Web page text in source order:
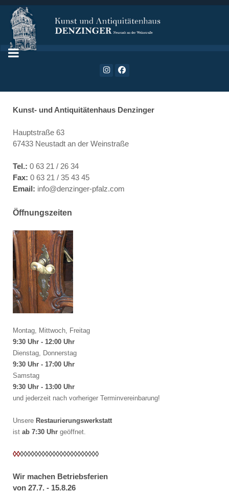
Kunst- und Antiquitätenhaus Denzinger
Hauptstraße 63
67433 Neustadt an der Weinstraße
Tel.: 0 63 21 / 26 34
Fax: 0 63 21 / 35 43 45
Email: info@denzinger-pfalz.com
Öffnungszeiten
Montag, Mittwoch, Freitag
9:30 Uhr - 12:00 Uhr
Dienstag, Donnerstag
9:30 Uhr - 17:00 Uhr
Samstag
9:30 Uhr - 13:00 Uhr
und jederzeit nach vorheriger Terminvereinbarung!
Unsere Restaurierungswerkstatt
ist ab 7:30 Uhr geöffnet.
◊◊◊◊◊◊◊◊◊◊◊◊◊◊◊◊◊◊◊◊◊◊◊◊
Wir machen Betriebsferien
von 27.7. - 15.8.26